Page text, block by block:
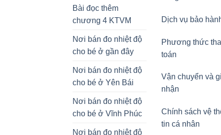
Bài đọc thêm
chương 4 KTVM
Nơi bán đo nhiệt độ
cho bé ở gần đây
Nơi bán đo nhiệt độ
cho bé ở Yên Bái
Nơi bán đo nhiệt độ
cho bé ở Vĩnh Phúc
Nơi bán đo nhiệt độ
Dịch vụ bảo
Phương thức
toán
Vận chuyển và
nhận
Chính sách vệ
tin cá nhân